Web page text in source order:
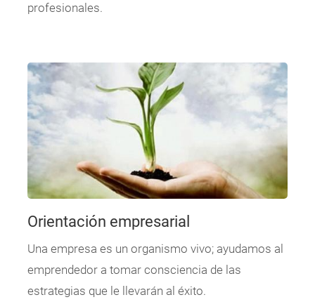
profesionales.
Orientación empresarial
Una empresa es un organismo vivo; ayudamos al
emprendedor a tomar consciencia de las
estrategias que le llevarán al éxito.